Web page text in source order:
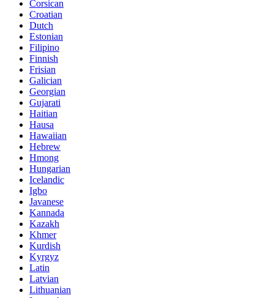
Corsican
Croatian
Dutch
Estonian
Filipino
Finnish
Frisian
Galician
Georgian
Gujarati
Haitian
Hausa
Hawaiian
Hebrew
Hmong
Hungarian
Icelandic
Igbo
Javanese
Kannada
Kazakh
Khmer
Kurdish
Kyrgyz
Latin
Latvian
Lithuanian